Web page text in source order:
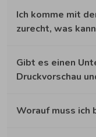
Ich komme mit
zurecht, was
Gibt es einen
Druckvorschau
Worauf muss ich